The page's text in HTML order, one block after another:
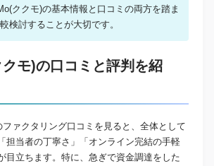
ククモ)の基本情報と口コミの両方を踏ま
検討することが大切です。
モ)の口コミと評判を紹
ァクタリング口コミを見ると、全体として
担当者の丁寧さ」「オンライン完結の手軽
目立ちます。特に、急ぎで資金調達をした